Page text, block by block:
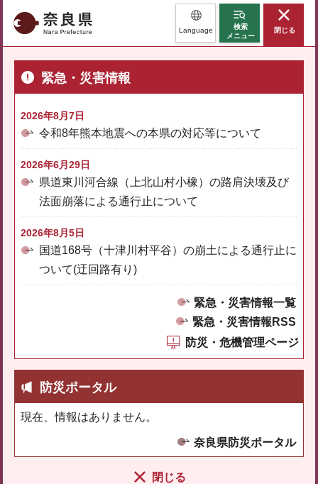
奈良県 Language
検索
メニュー
閉じる
緊急・災害情報
2026年8月7日
令和8年熊本地震への本県の対応等について
2026年6月29日
県道東川河合線（上北山村小橡）の路肩決壊及び
法面崩落による通行止について
2026年8月5日
国道168号（十津川村平谷）の崩土による通行止に
ついて(迂回路有り)
緊急・災害情報一覧
緊急・災害情報RSS
防災・危機管理ページ
防災ポータル
現在、情報はありません。
奈良県防災ポータル
閉じる